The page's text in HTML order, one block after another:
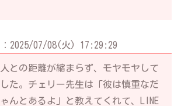
2025/07/08(火) 17:29:29
との距離が縮まらず、モヤモヤして
た。チェリー先生は「彼は慎重なだ
んとあるよ」と教えてくれて、LINE